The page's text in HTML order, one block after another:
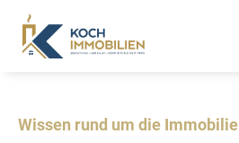
Wissen rund um die Immobilie